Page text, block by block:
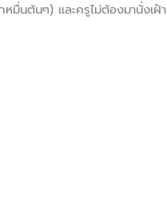
มื่นต้นๆ) และครูไม่ต้องมานั่งเฝ้า